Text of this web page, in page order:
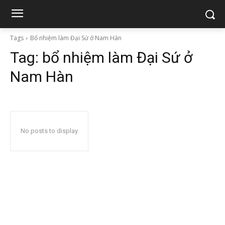
Tags Bổ nhiệm làm Đại Sứ ở Nam Hàn
Tag: bổ nhiệm làm Đại Sứ ở
Nam Hàn
No posts to display